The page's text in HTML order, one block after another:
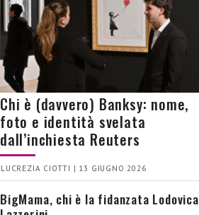
Chi è (davvero) Banksy: nome,
foto e identità svelata
dall’inchiesta Reuters
LUCREZIA CIOTTI | 13 GIUGNO 2026
BigMama, chi è la fidanzata Lodovica